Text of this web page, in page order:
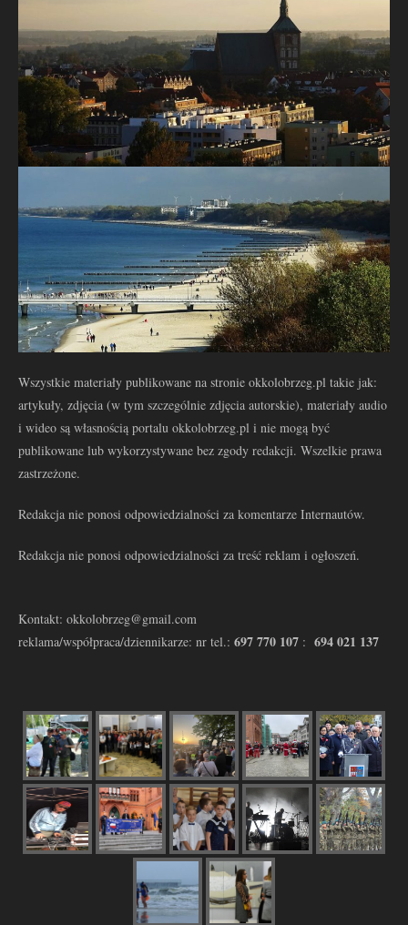
Wszystkie materiały publikowane na stronie okkolobrzeg.pl takie jak:
artykuły, zdjęcia (w tym szczególnie zdjęcia autorskie), materiały audio
i wideo są własnością portalu okkolobrzeg.pl i nie mogą być
publikowane lub wykorzystywane bez zgody redakcji. Wszelkie prawa
zastrzeżone.
Redakcja nie ponosi odpowiedzialności za komentarze Internautów.
Redakcja nie ponosi odpowiedzialności za treść reklam i ogłoszeń.
Kontakt: okkolobrzeg@gmail.com
reklama/współpraca/dziennikarze: nr tel.: 697 770 107 : 694 021 137